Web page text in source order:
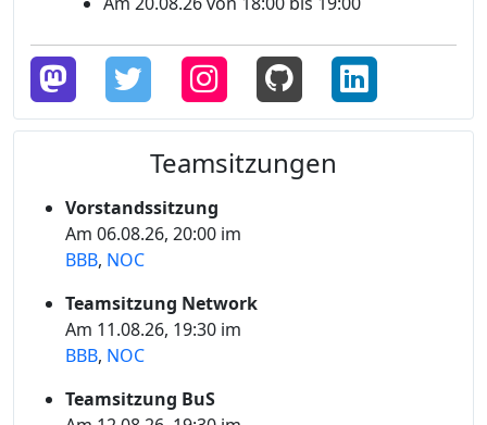
Teamsitzungen
Vorstandssitzung
Am 06.08.26, 20:00 im
BBB, NOC
Teamsitzung Network
Am 11.08.26, 19:30 im
BBB, NOC
Teamsitzung BuS